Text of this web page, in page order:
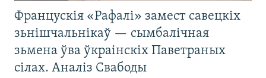
Францускія «Рафалі» замест савецкіх
зьнішчальнікаў — сымбалічная
зьмена ўва ўкраінскіх Паветраных
сілах. Аналіз Свабоды